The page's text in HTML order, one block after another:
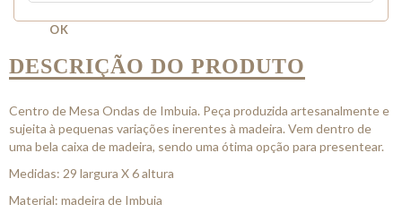
OK
DESCRIÇÃO DO PRODUTO
Centro de Mesa Ondas de Imbuia. Peça produzida artesanalmente e
sujeita à pequenas variações inerentes à madeira. Vem dentro de
uma bela caixa de madeira, sendo uma ótima opção para presentear.
Medidas: 29 largura X 6 altura
Material: madeira de Imbuia